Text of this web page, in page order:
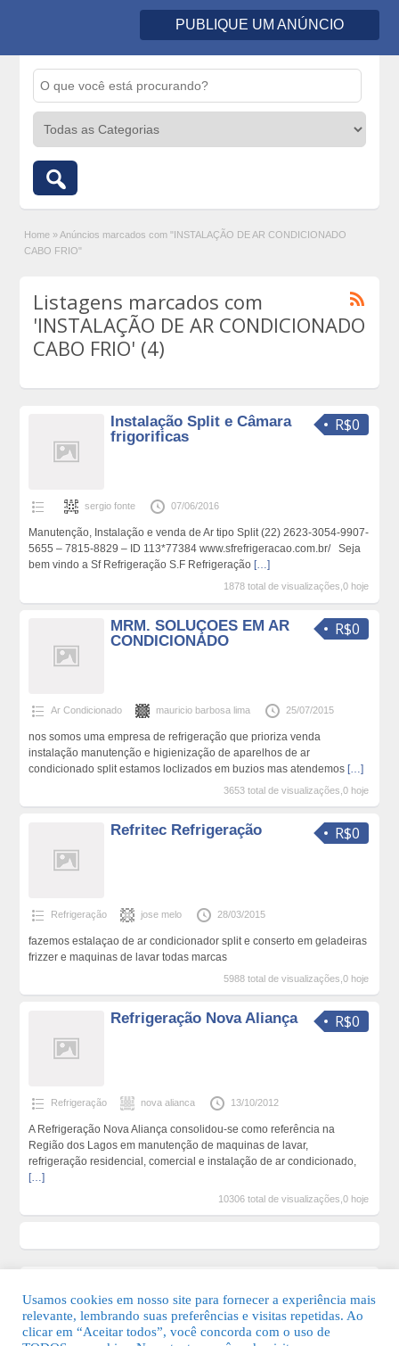
PUBLIQUE UM ANÚNCIO
Home » Anúncios marcados com "INSTALAÇÃO DE AR CONDICIONADO
CABO FRIO"
Listagens marcados com
'INSTALAÇÃO DE AR CONDICIONADO
CABO FRIO' (4)
R$0
Instalação Split e Câmara
frigorificas
sergio fonte 07/06/2016
Manutenção, Instalação e venda de Ar tipo Split (22) 2623-3054-9907-
5655 – 7815-8829 – ID 113*77384 www.sfrefrigeracao.com.br/ Seja
bem vindo a Sf Refrigeração S.F Refrigeração […]
1878 total de visualizações,0 hoje
R$0
MRM. SOLUÇOES EM AR
CONDICIONADO
Ar Condicionado mauricio barbosa lima 25/07/2015
nos somos uma empresa de refrigeração que prioriza venda
instalação manutenção e higienização de aparelhos de ar
condicionado split estamos loclizados em buzios mas atendemos […]
3653 total de visualizações,0 hoje
R$0
Refritec Refrigeração
Refrigeração jose melo 28/03/2015
fazemos estalaçao de ar condicionador split e conserto em geladeiras
frizzer e maquinas de lavar todas marcas
5988 total de visualizações,0 hoje
R$0
Refrigeração Nova Aliança
Refrigeração nova alianca 13/10/2012
A Refrigeração Nova Aliança consolidou-se como referência na
Região dos Lagos em manutenção de maquinas de lavar,
refrigeração residencial, comercial e instalação de ar condicionado,
[…]
10306 total de visualizações,0 hoje
Usamos cookies em nosso site para fornecer a experiência mais
relevante, lembrando suas preferências e visitas repetidas. Ao
clicar em “Aceitar todos”, você concorda com o uso de